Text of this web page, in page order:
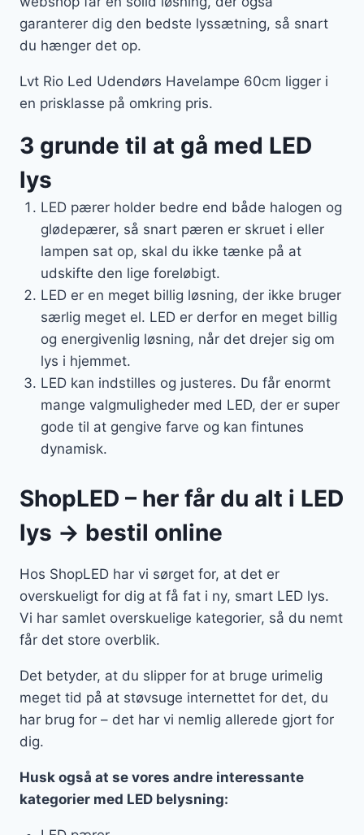
garanterer dig den bedste lyssætning, så snart
du hænger det op.
Lvt Rio Led Udendørs Havelampe 60cm ligger i
en prisklasse på omkring pris.
3 grunde til at gå med LED
lys
LED pærer holder bedre end både halogen og
glødepærer, så snart pæren er skruet i eller
lampen sat op, skal du ikke tænke på at
udskifte den lige foreløbigt.
LED er en meget billig løsning, der ikke bruger
særlig meget el. LED er derfor en meget billig
og energivenlig løsning, når det drejer sig om
lys i hjemmet.
LED kan indstilles og justeres. Du får enormt
mange valgmuligheder med LED, der er super
gode til at gengive farve og kan fintunes
dynamisk.
ShopLED – her får du alt i LED
lys → bestil online
Hos ShopLED har vi sørget for, at det er
overskueligt for dig at få fat i ny, smart LED lys.
Vi har samlet overskuelige kategorier, så du nemt
får det store overblik.
Det betyder, at du slipper for at bruge urimelig
meget tid på at støvsuge internettet for det, du
har brug for – det har vi nemlig allerede gjort for
dig.
Husk også at se vores andre interessante
kategorier med LED belysning: